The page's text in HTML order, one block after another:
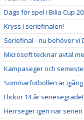
Dags för spel i Bilia Cup
Kryss i seriefinalen!
Seriefinal - nu behöver vi
Microsoft tecknar avtal
Kämpaseger och
Sommarfotbollen är igång
Flickor 14 år seriesegrade!
Herrseger igen när